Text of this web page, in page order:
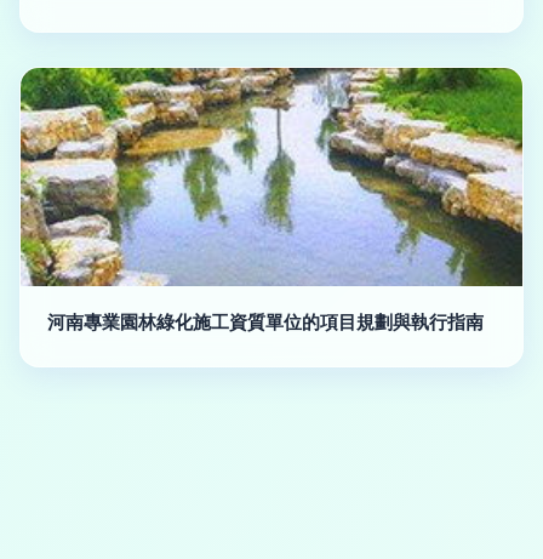
河南專業園林綠化施工資質單位的項目規劃與執行指南